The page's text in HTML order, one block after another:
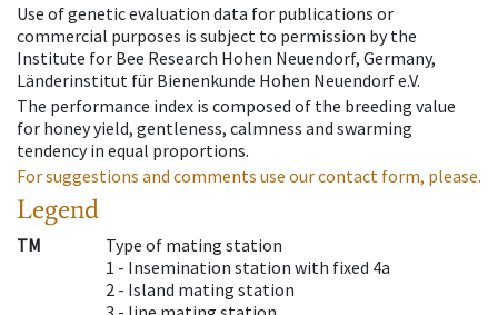
Use of genetic evaluation data for publications or
commercial purposes is subject to permission by the
Institute for Bee Research Hohen Neuendorf, Germany,
Länderinstitut für Bienenkunde Hohen Neuendorf e.V.
The performance index is composed of the breeding value
for honey yield, gentleness, calmness and swarming
tendency in equal proportions.
For suggestions and comments use our contact form, please.
Legend
TM
Type of mating station
1 - Insemination station with fixed 4a
2 - Island mating station